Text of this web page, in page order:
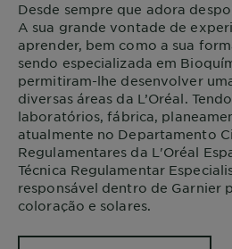
Desde sempre que adora
A sua grande vontade de
aprender, bem como a sua
sendo especializada em
permitiram-lhe desenvolver
diversas áreas da L’Oréal.
laboratórios, fábrica,
atualmente no Departamento
Regulamentares da L'Oréal
Técnica Regulamentar
responsável dentro de Garnier
coloração e solares.